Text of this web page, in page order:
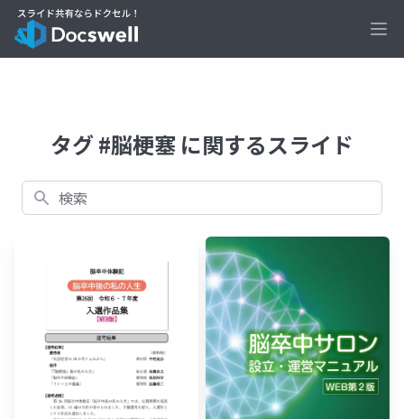
タグ #脳梗塞 に関するスライド
検索